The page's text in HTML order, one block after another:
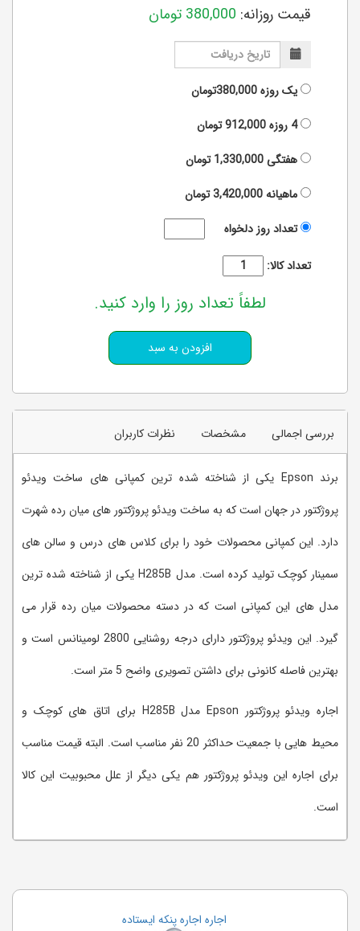
قیمت روزانه: 380,000 تومان
یک روزه380,000تومان
4 روزه
912,000تومان
هفتگی1,330,000تومان
ماهیانه3,420,000تومان
تعداد روز دلخواه
تعداد کالا:
لطفاً تعداد روز را وارد کنید.
بررسی اجمالی مشخصات نظرات کاربران
برند Epson یکی از شناخته شده ترین کمپانی های ساخت ویدئو
پروژکتور در جهان است که به ساخت ویدئو پروژکتور های میان رده شهرت
دارد. این کمپانی محصولات خود را برای کلاس های درس و سالن های
سمینار کوچک تولید کرده است. مدل H285B یکی از شناخته شده ترین
مدل های این کمپانی است که در دسته محصولات میان رده قرار می
گیرد. این ویدئو پروژکتور دارای درجه روشنایی 2800 لومینانس است و
بهترین فاصله کانونی برای داشتن تصویری واضح 5 متر است.
اجاره ویدئو پروژکتور Epson مدل H285B برای اتاق های کوچک و
محیط هایی با جمعیت حداکثر 20 نفر مناسب است. البته قیمت مناسب
برای اجاره این ویدئو پروژکتور هم یکی دیگر از علل محبوبیت این کالا
است.
اجاره اجاره پنکه ایستاده